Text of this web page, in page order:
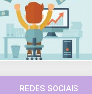
REDES SOCIAIS